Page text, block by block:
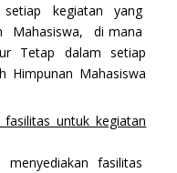
kegiatan yang
Mahasiswa, di mana
Tetap dalam setiap
Himpunan Mahasiswa
fasilitas untuk kegiatan
fasilitas